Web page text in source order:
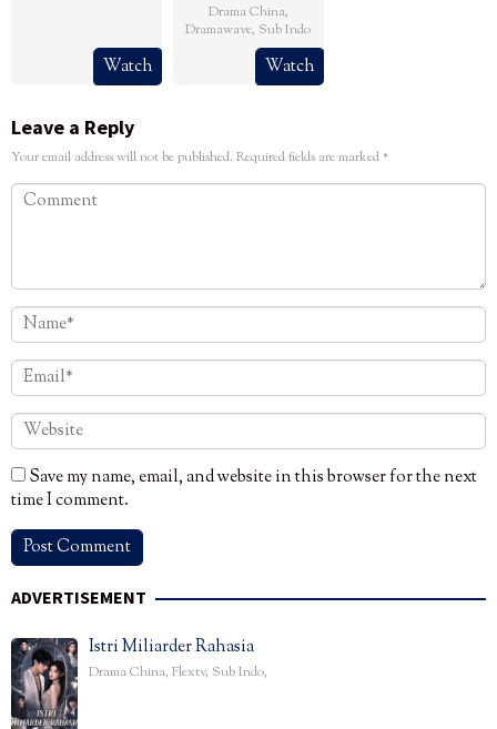
Watch
Drama China,
Dramawave, Sub Indo
Watch
Leave a Reply
Your email address will not be published. Required fields are marked*
Save my name, email, and website in this browser for the next
time I comment.
ADVERTISEMENT
Istri Miliarder Rahasia
Drama China, Flextv, Sub Indo,